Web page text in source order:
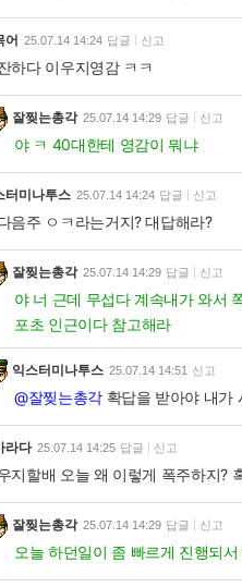
어 25.07.14 14:24 답글 신고
하다 이우지영감 ㅋㅋ
잘찢는총각 25.07.14 14:29 답글 신고
야 ㅋ 40대한테 영감이 뭐냐
터미나투스 25.07.14 14:24 답글 신고
음주 ㅇㅋ라는거지? 대답해라?
잘찢는총각 25.07.14 14:29 답글 신고
야 너 근데 무섭다 계속내가 와서
포초 인근이다 참고해라
익스터미나투스 25.07.14 14:51 신고
@잘찢는총각확답을 받아야 내가
라다 25.07.14 14:25 답글 신고
지할배 오늘 왜 이렇게 폭주하지?
잘찢는총각 25.07.14 14:29 답글 신고
오늘 하던일이 좀 빠르게 진행되